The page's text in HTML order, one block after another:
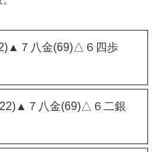
７八金(69)△６四歩
７八金(69)△６二銀